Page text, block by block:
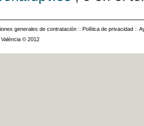
generales de contratación :: Política de privacidad ::
© 2012